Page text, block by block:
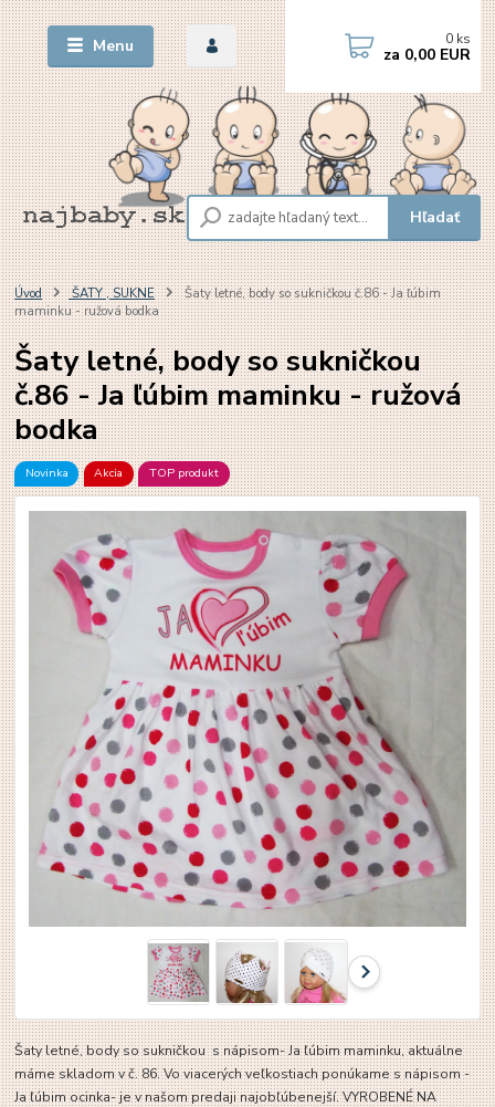
Menu
Hľadať
0 ks
za 0,00 EUR
Úvod ŠATY , SUKNE
Šaty letné, body so sukničkou č.86 - Ja ľúbim
maminku - ružová bodka
Šaty letné, body so sukničkou
č.86 - Ja ľúbim maminku - ružová
bodka
Novinka Akcia TOP produkt
Šaty letné, body so sukničkou s nápisom- Ja ľúbim maminku, aktuálne
máme skladom v č. 86. Vo viacerých veľkostiach ponúkame s nápisom -
Ja ľúbim ocinka- je v našom predaji najobľúbenejší. VYROBENÉ NA